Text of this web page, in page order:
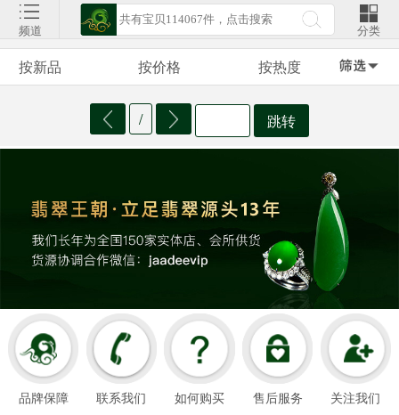
频道 分类
按新品 按价格 按热度
/ 跳转
品牌保障 联系我们 如何购买 售后服务 关注我们